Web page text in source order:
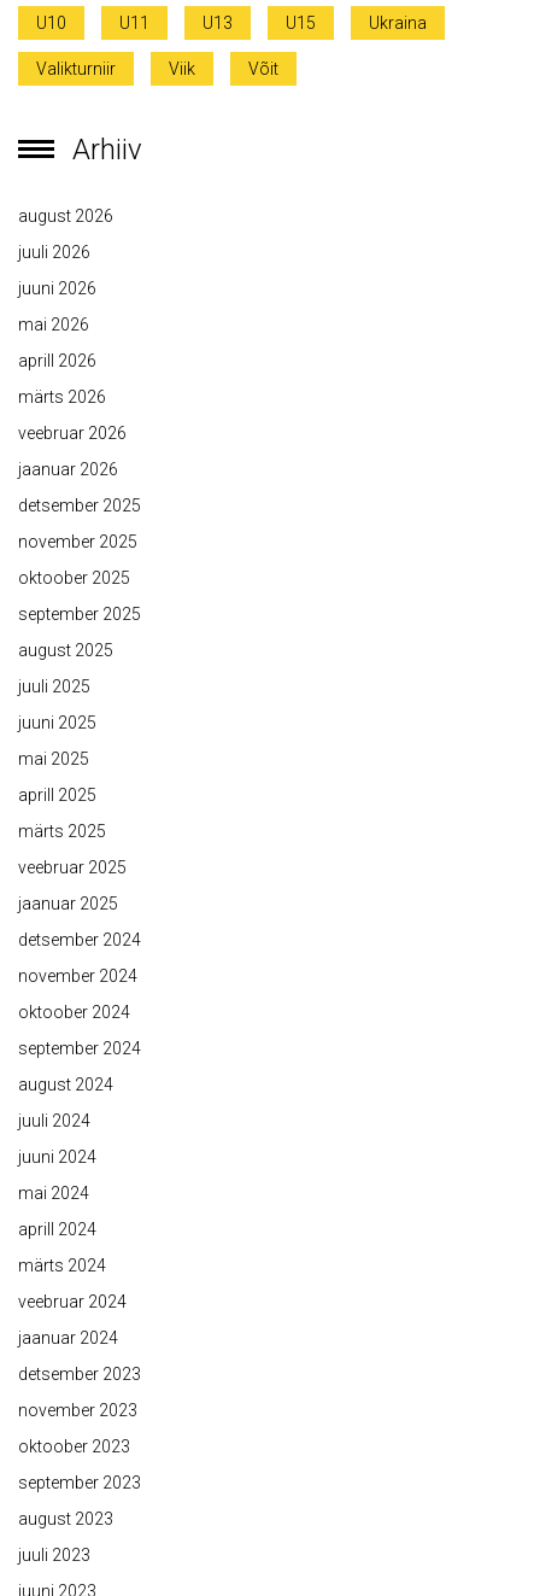
U10 U11 U13 U15 Ukraina
Valikturniir Viik Võit
Arhiiv
august 2026
juuli 2026
juuni 2026
mai 2026
aprill 2026
märts 2026
veebruar 2026
jaanuar 2026
detsember 2025
november 2025
oktoober 2025
september 2025
august 2025
juuli 2025
juuni 2025
mai 2025
aprill 2025
märts 2025
veebruar 2025
jaanuar 2025
detsember 2024
november 2024
oktoober 2024
september 2024
august 2024
juuli 2024
juuni 2024
mai 2024
aprill 2024
märts 2024
veebruar 2024
jaanuar 2024
detsember 2023
november 2023
oktoober 2023
september 2023
august 2023
juuli 2023
juuni 2023